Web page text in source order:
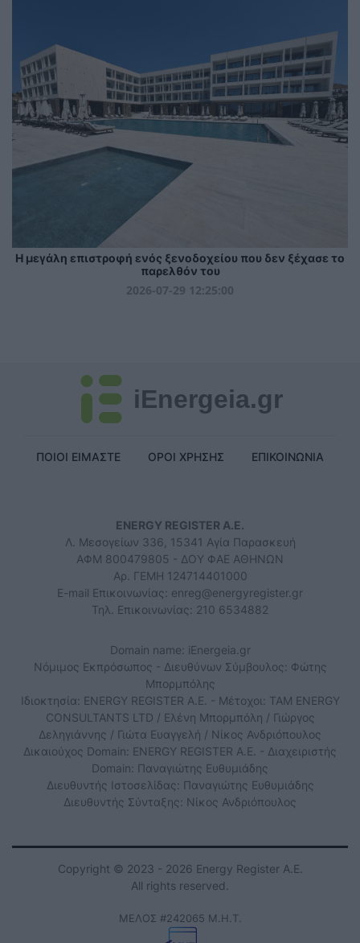
Η μεγάλη επιστροφή ενός ξενοδοχείου που δεν ξέχασε το
παρελθόν του
2026-07-29 12:25:00
iEnergeia.gr
ΠΟΙΟΙ ΕΙΜΑΣΤΕ ΟΡΟΙ ΧΡΗΣΗΣ ΕΠΙΚΟΙΝΩΝΙΑ
ENERGY REGISTER Α.Ε.
Λ. Μεσογείων 336, 15341 Αγία Παρασκευή
ΑΦΜ 800479805 - ΔΟΥ ΦΑΕ ΑΘΗΝΩΝ
Αρ. ΓΕΜΗ 124714401000
E-mail Επικοινωνίας: enreg@energyregister.gr
Τηλ. Επικοινωνίας: 210 6534882
Domain name: iEnergeia.gr
Νόμιμος Εκπρόσωπος - Διευθύνων Σύμβουλος: Φώτης
Μπορμπόλης
Ιδιοκτησία: ENERGY REGISTER Α.Ε. - Μέτοχοι: TAM ENERGY
CONSULTANTS LTD / Ελένη Μπορμπόλη / Γιώργος
Δεληγιάννης / Γιώτα Ευαγγελή / Νίκος Ανδριόπουλος
Δικαιούχος Domain: ENERGY REGISTER Α.Ε. - Διαχειριστής
Domain: Παναγιώτης Ευθυμιάδης
Διευθυντής Ιστοσελίδας: Παναγιώτης Ευθυμιάδης
Διευθυντής Σύνταξης: Νίκος Ανδριόπουλος
Copyright © 2023 - 2026 Energy Register Α.Ε.
All rights reserved.
ΜΕΛΟΣ #242065 Μ.Η.Τ.